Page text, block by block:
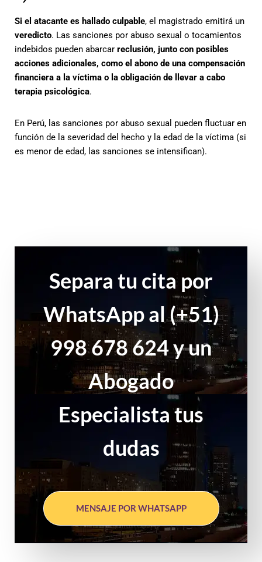
Si el atacante es hallado culpable, el magistrado emitirá un
veredicto. Las sanciones por abuso sexual o tocamientos
indebidos pueden abarcar reclusión, junto con posibles
acciones adicionales, como el abono de una compensación
financiera a la víctima o la obligación de llevar a cabo
terapia psicológica.
En Perú, las sanciones por abuso sexual pueden fluctuar en
función de la severidad del hecho y la edad de la víctima (si
es menor de edad, las sanciones se intensifican).
Separa tu cita por
WhatsApp al (+51)
998 678 624 y un
Abogado
Especialista tus
dudas
MENSAJE POR WHATSAPP